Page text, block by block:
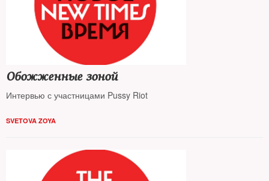
Обожженные зоной
Интервью с участницами Pussy Riot
SVETOVA ZOYA